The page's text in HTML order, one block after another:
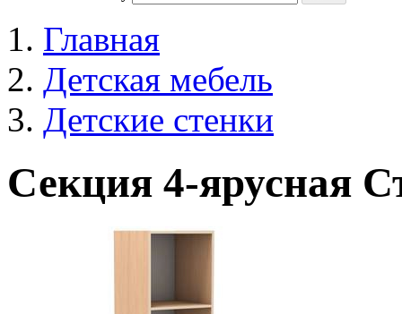
Главная
Детская мебель
Детские стенки
Секция 4-ярусная